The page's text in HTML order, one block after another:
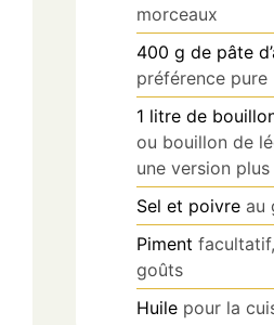
morceaux
400 g de pâte
préférence pure
1 litre de
ou bouillon de
une version
Sel et poivre au
Piment
goûts
Huile pour la